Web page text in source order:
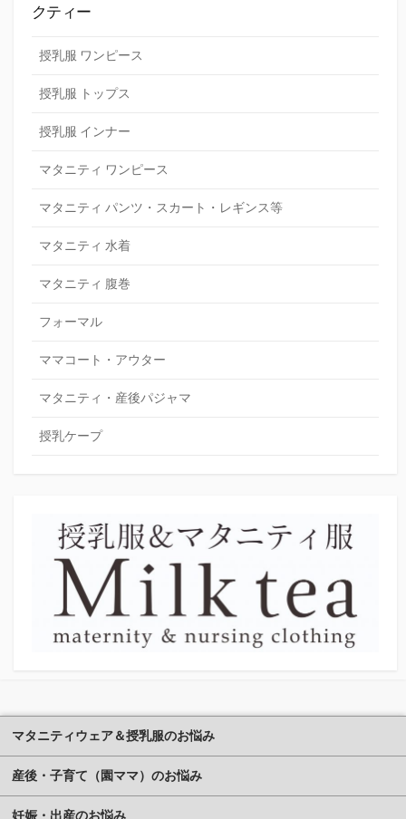
クティー
授乳服 ワンピース
授乳服 トップス
授乳服 インナー
マタニティ ワンピース
マタニティ パンツ・スカート・レギンス等
マタニティ 水着
マタニティ 腹巻
フォーマル
ママコート・アウター
マタニティ・産後パジャマ
授乳ケープ
マタニティウェア＆授乳服のお悩み
産後・子育て（園ママ）のお悩み
妊娠・出産のお悩み